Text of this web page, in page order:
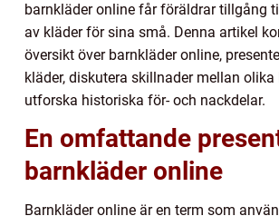
barnkläder online får föräldrar tillgång
av kläder för sina små. Denna artikel
översikt över barnkläder online,
kläder, diskutera skillnader mellan olika
utforska historiska för- och nackdelar.
En omfattande
barnkläder online
Barnkläder online är en term som